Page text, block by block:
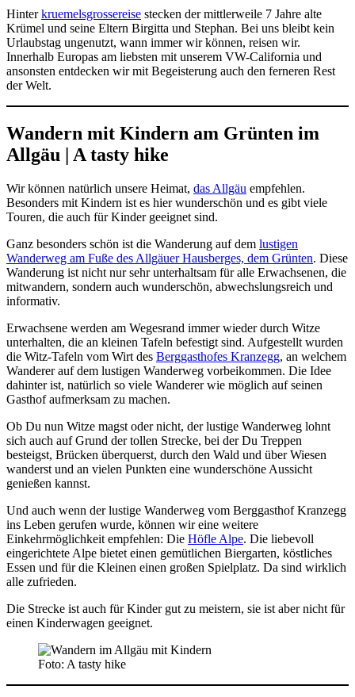
Hinterkruemelsgrossereise stecken der mittlerweile 7 Jahre alte
Krümel und seine Eltern Birgitta und Stephan. Bei uns bleibt kein
Urlaubstag ungenutzt, wann immer wir können, reisen wir.
Innerhalb Europas am liebsten mit unserem VW-California und
ansonsten entdecken wir mit Begeisterung auch den ferneren Rest
der Welt.
Wandern mit Kindern am Grünten im
Allgäu | A tasty hike
Wir können natürlich unsere Heimat, das Allgäu empfehlen.
Besonders mit Kindern ist es hier wunderschön und es gibt viele
Touren, die auch für Kinder geeignet sind.
Ganz besonders schön ist die Wanderung auf dem lustigen
Wanderweg am Fuße des Allgäuer Hausberges, dem Grünten. Diese
Wanderung ist nicht nur sehr unterhaltsam für alle Erwachsenen, die
mitwandern, sondern auch wunderschön, abwechslungsreich und
informativ.
Erwachsene werden am Wegesrand immer wieder durch Witze
unterhalten, die an kleinen Tafeln befestigt sind. Aufgestellt wurden
die Witz-Tafeln vom Wirt des Berggasthofes Kranzegg, an welchem
Wanderer auf dem lustigen Wanderweg vorbeikommen. Die Idee
dahinter ist, natürlich so viele Wanderer wie möglich auf seinen
Gasthof aufmerksam zu machen.
Ob Du nun Witze magst oder nicht, der lustige Wanderweg lohnt
sich auch auf Grund der tollen Strecke, bei der Du Treppen
besteigst, Brücken überquerst, durch den Wald und über Wiesen
wanderst und an vielen Punkten eine wunderschöne Aussicht
genießen kannst.
Und auch wenn der lustige Wanderweg vom Berggasthof Kranzegg
ins Leben gerufen wurde, können wir eine weitere
Einkehrmöglichkeit empfehlen: Die Höfle Alpe. Die liebevoll
eingerichtete Alpe bietet einen gemütlichen Biergarten, köstliches
Essen und für die Kleinen einen großen Spielplatz. Da sind wirklich
alle zufrieden.
Die Strecke ist auch für Kinder gut zu meistern, sie ist aber nicht für
einen Kinderwagen geeignet.
Foto: A tasty hike